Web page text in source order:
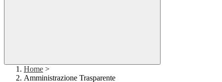
Home >
Amministrazione Trasparente